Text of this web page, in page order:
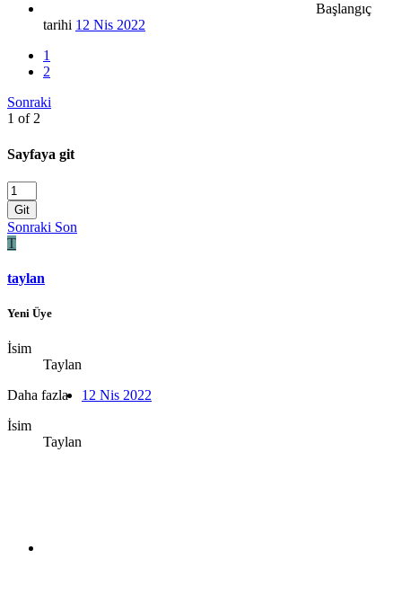
Başlangıç
tarihi 12 Nis 2022
1
2
Sonraki
1 of 2
Sayfaya git
Git
Sonraki Son
T
taylan
Yeni Üye
İsim
Taylan
Daha fazla
İsim
Taylan
12 Nis 2022